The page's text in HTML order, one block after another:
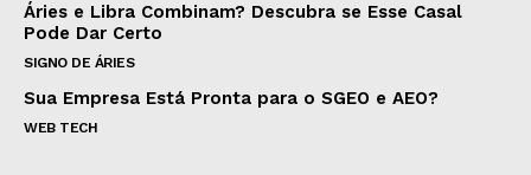
Áries e Libra Combinam? Descubra se Esse Casal
Pode Dar Certo
SIGNO DE ÁRIES
Sua Empresa Está Pronta para o SGEO e AEO?
WEB TECH